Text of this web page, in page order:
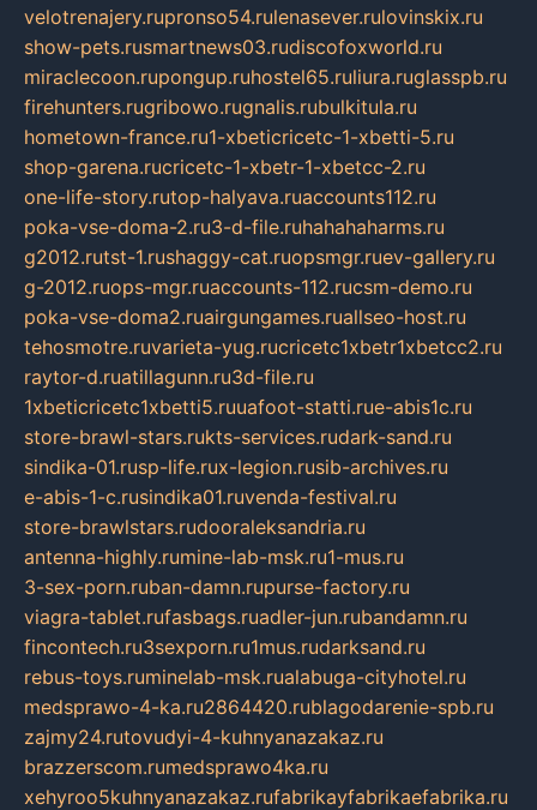
velotrenajery.rupronso54.rulenasever.rulovinskix.ru
show-pets.rusmartnews03.rudiscofoxworld.ru
miraclecoon.rupongup.ruhostel65.ruliura.ruglasspb.ru
firehunters.rugribowo.rugnalis.rubulkitula.ru
hometown-france.ru1-xbeticricetc-1-xbetti-5.ru
shop-garena.rucricetc-1-xbetr-1-xbetcc-2.ru
one-life-story.rutop-halyava.ruaccounts112.ru
poka-vse-doma-2.ru3-d-file.ruhahahaharms.ru
g2012.rutst-1.rushaggy-cat.ruopsmgr.ruev-gallery.ru
g-2012.ruops-mgr.ruaccounts-112.rucsm-demo.ru
poka-vse-doma2.ruairgungames.ruallseo-host.ru
tehosmotre.ruvarieta-yug.rucricetc1xbetr1xbetcc2.ru
raytor-d.ruatillagunn.ru3d-file.ru
1xbeticricetc1xbetti5.ruuafoot-statti.rue-abis1c.ru
store-brawl-stars.rukts-services.rudark-sand.ru
sindika-01.rusp-life.rux-legion.rusib-archives.ru
e-abis-1-c.rusindika01.ruvenda-festival.ru
store-brawlstars.rudooraleksandria.ru
antenna-highly.rumine-lab-msk.ru1-mus.ru
3-sex-porn.ruban-damn.rupurse-factory.ru
viagra-tablet.rufasbags.ruadler-jun.rubandamn.ru
fincontech.ru3sexporn.ru1mus.rudarksand.ru
rebus-toys.ruminelab-msk.rualabuga-cityhotel.ru
medsprawo-4-ka.ru2864420.rublagodarenie-spb.ru
zajmy24.rutovudyi-4-kuhnyanazakaz.ru
brazzerscom.rumedsprawo4ka.ru
xehyroo5kuhnyanazakaz.rufabrikayfabrikaefabrika.ru